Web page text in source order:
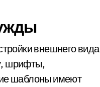
внешнего вида
шрифты,
шаблоны имеют